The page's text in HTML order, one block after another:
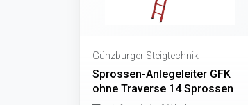
Günzburger Steigtechnik
Sprossen-Anlegeleiter GFK
ohne Traverse 14 Sprossen